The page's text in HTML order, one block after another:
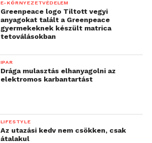
E-KÖRNYEZETVÉDELEM
Greenpeace logo Tiltott vegyi
anyagokat talált a Greenpeace
gyermekeknek készült matrica
tetoválásokban
IPAR
Drága mulasztás elhanyagolni az
elektromos karbantartást
LIFESTYLE
Az utazási kedv nem csökken, csak
átalakul